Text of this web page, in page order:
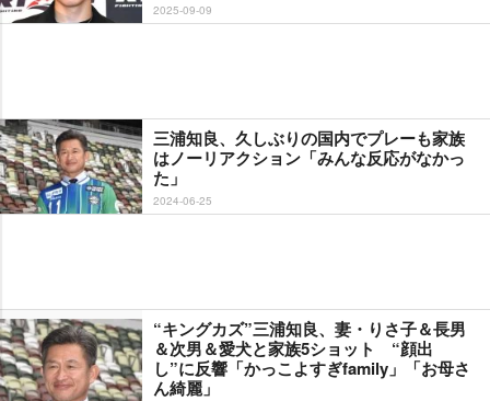
2025-09-09
三浦知良、久しぶりの国内でプレーも家族
はノーリアクション「みんな反応がなかっ
た」
2024-06-25
“キングカズ”三浦知良、妻・りさ子＆長男
＆次男＆愛犬と家族5ショット “顔出
し”に反響「かっこよすぎfamily」「お母さ
ん綺麗」